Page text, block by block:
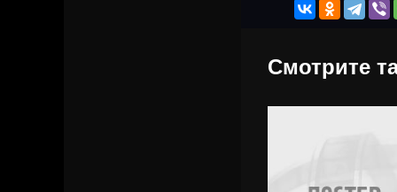
Смотрите